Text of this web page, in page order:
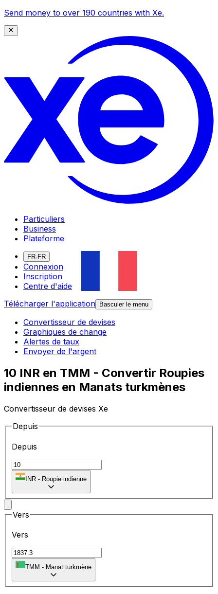
Send money to over 190 countries with Xe.
Particuliers
Business
Plateforme
FR-FR
Connexion
Inscription
Centre d'aide
Télécharger l'application
Basculer le menu
Convertisseur de devises
Graphiques de change
Alertes de taux
Envoyer de l'argent
10 INR en TMM - Convertir Roupies
indiennes en Manats turkmènes
Convertisseur de devises Xe
Depuis
Depuis
INR - Roupie indienne
Vers
Vers
TMM - Manat turkmène